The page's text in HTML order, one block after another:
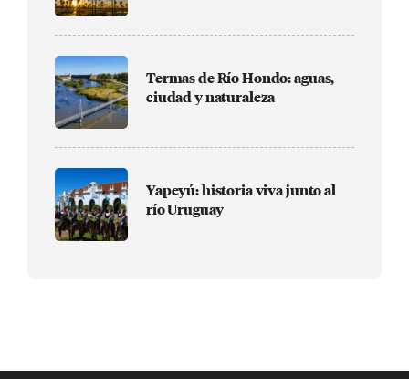
Termas de Río Hondo: aguas,
ciudad y naturaleza
Yapeyú: historia viva junto al
río Uruguay